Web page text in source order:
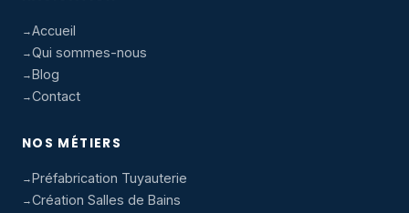
Accueil
Qui sommes-nous
Blog
Contact
NOS MÉTIERS
Préfabrication Tuyauterie
Création Salles de Bains